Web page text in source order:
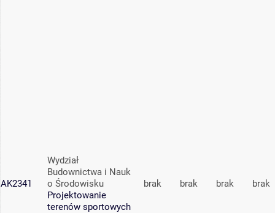
AK2341
Wydział
Budownictwa i Nauk
o Środowisku
Projektowanie
terenów sportowych
brak brak brak brak